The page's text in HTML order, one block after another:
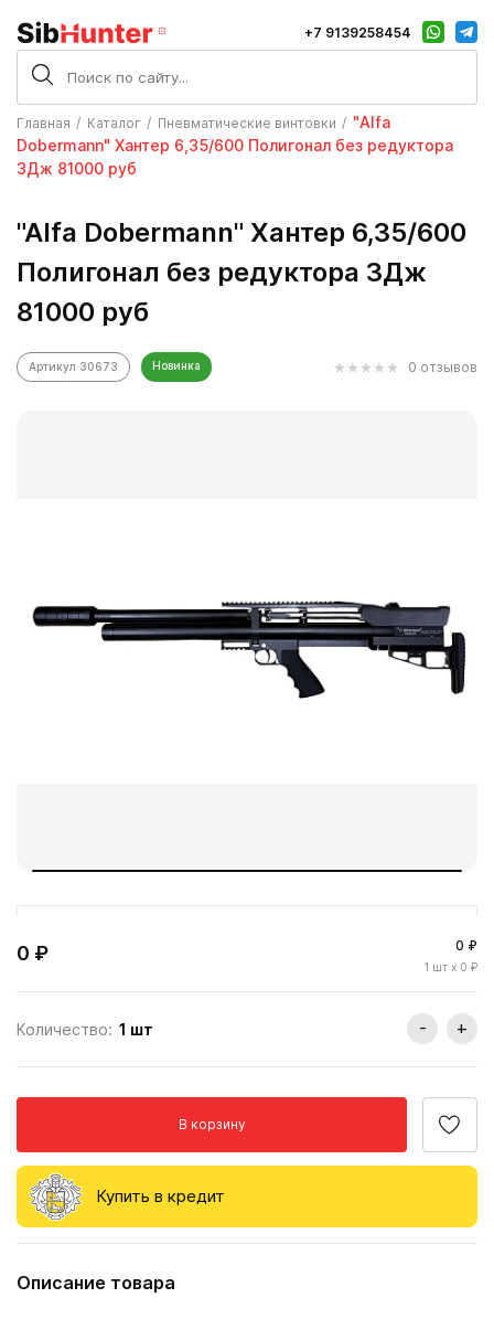
+7 9139258454
Главная Каталог Пневматические винтовки
"Alfa
Dobermann" Хантер 6,35/600 Полигонал без редуктора
3Дж 81000 руб
"Alfa Dobermann" Хантер 6,35/600
Полигонал без редуктора 3Дж
81000 руб
Артикул 30673 Новинка 0 отзывов
0 ₽ 0 ₽
1 шт x 0 ₽
Количество: 1 шт - +
В корзину
Купить в кредит
Описание товара